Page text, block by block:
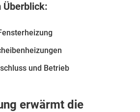
Überblick:
und Betrieb
erwärmt die